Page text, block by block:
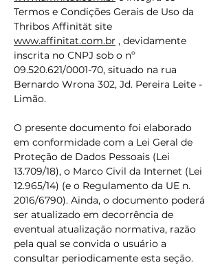
Termos e Condições Gerais de Uso da
Thribos Affinität site
www.affinitat.com.br , devidamente
inscrita no CNPJ sob o nº
09.520.621/0001-70, situado na rua
Bernardo Wrona 302, Jd. Pereira Leite -
Limão.
O presente documento foi elaborado
em conformidade com a Lei Geral de
Proteção de Dados Pessoais (Lei
13.709/18), o Marco Civil da Internet (Lei
12.965/14) (e o Regulamento da UE n.
2016/6790). Ainda, o documento poderá
ser atualizado em decorrência de
eventual atualização normativa, razão
pela qual se convida o usuário a
consultar periodicamente esta seção.